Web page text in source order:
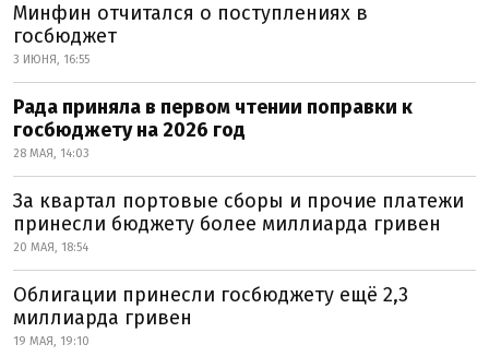
Минфин отчитался о поступлениях в
госбюджет
3 ИЮНЯ, 16:55
Рада приняла в первом чтении поправки к
госбюджету на 2026 год
28 МАЯ, 14:03
За квартал портовые сборы и прочие платежи
принесли бюджету более миллиарда гривен
20 МАЯ, 18:54
Облигации принесли госбюджету ещё 2,3
миллиарда гривен
19 МАЯ, 19:10